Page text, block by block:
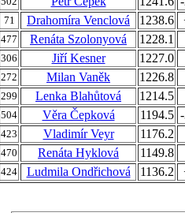
71 Drahomíra Venclová 1238.6
477 Renáta Szolonyová
1228.1
306 Jiří Kesner
1227.0
272 Milan Vaněk
1226.8
299 Lenka Blahůtová
1214.5
504 Věra Čepková 1194.5
423 Vladimír Veyr
1176.2
470 Renáta Hyklová
1149.8
424 Ludmila Ondřichová 1136.2